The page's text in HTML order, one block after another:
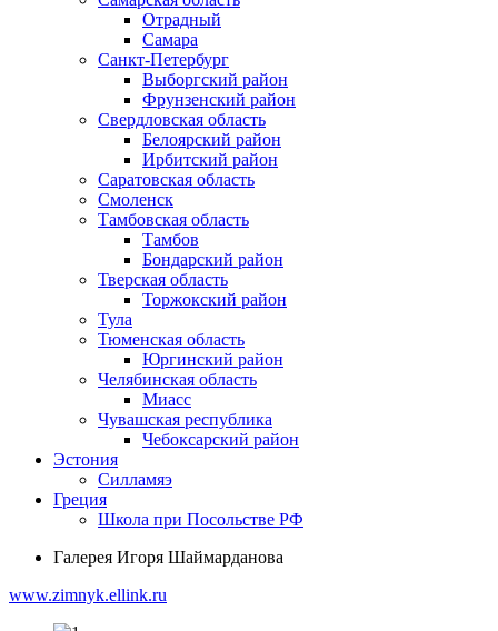
Отрадный
Самара
Санкт-Петербург
Выборгский район
Фрунзенский район
Свердловская область
Белоярский район
Ирбитский район
Саратовская область
Смоленск
Тамбовская область
Тамбов
Бондарский район
Тверская область
Торжокский район
Тула
Тюменская область
Юргинский район
Челябинская область
Миасс
Чувашская республика
Чебоксарский район
Эстония
Силламяэ
Греция
Школа при Посольстве РФ
Галерея Игоря Шаймарданова
www.zimnyk.ellink.ru